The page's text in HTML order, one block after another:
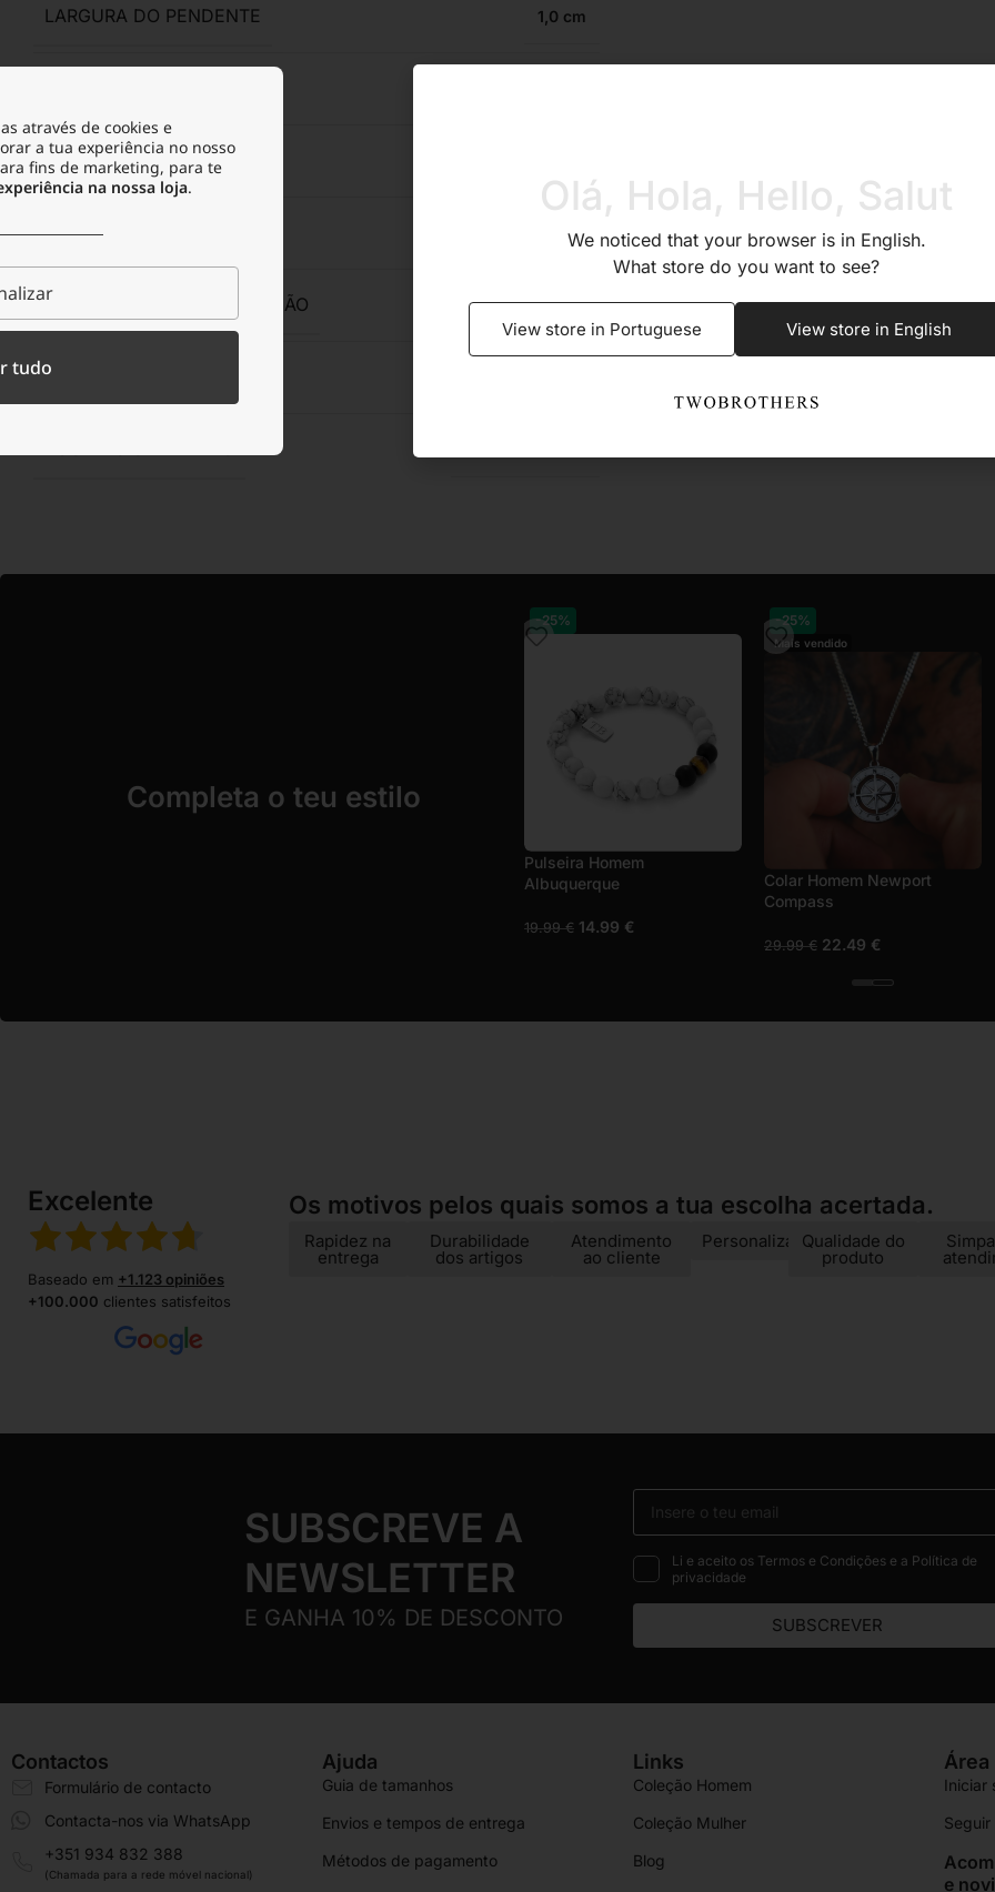
LARGURA DO PENDENTE 1,0
ANTIALÉRGICO
RESISTENTE À ÁGUA Sim
RESISTENTE À TRANSPIRAÇÃO Sim
RESISTENTE À OXIDAÇÃO
Completa o teu estilo
-50%
Venda Flash
Colar Homem California
24.99€ 12.49€
-25%
Albuquerque
Excelente
Baseado em +1.123 opiniões
+100.000 clientes satisfeitos
Os motivos pelos quais somos a tua escolha acertada.
Rapidez na
entrega
Durabilidade
dos artigos
Atendimento
ao cliente
PersonalizaçãoQualidade do
produto
SUBSCREVE A
NEWSLETTER
E GANHA 10% DE DESCONTO
Li e aceito os Termos e Condições e a Política de
privacidade
SUBSCREVER
Contactos
Formulário de contacto
Contacta-nos via WhatsApp
+351 934 832 388
(Chamada para a rede móvel nacional)
Ajuda
Guia de tamanhos
Envios e tempos de entrega
Métodos de pagamento
Links
Coleção Homem
Coleção Mulher
Blog
Iniciar
e
através de cookies e
a tua experiência no nosso
fins de marketing, para te
na nossa loja.
tudo
Olá, Hola, Hello, Salut
We noticed that your browser is in English.
What store do you want to see?
View store in Portuguese View store in English